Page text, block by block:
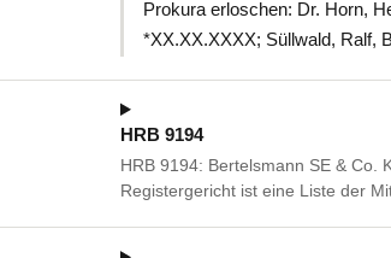
Prokura erloschen: Dr. Horn,
*XX.XX.XXXX; Süllwald, Ralf,
HRB 9194
HRB 9194: Bertelsmann SE & Co.
Registergericht ist eine Liste der